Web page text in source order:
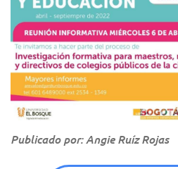
Publicado por: Angie Ruíz Rojas